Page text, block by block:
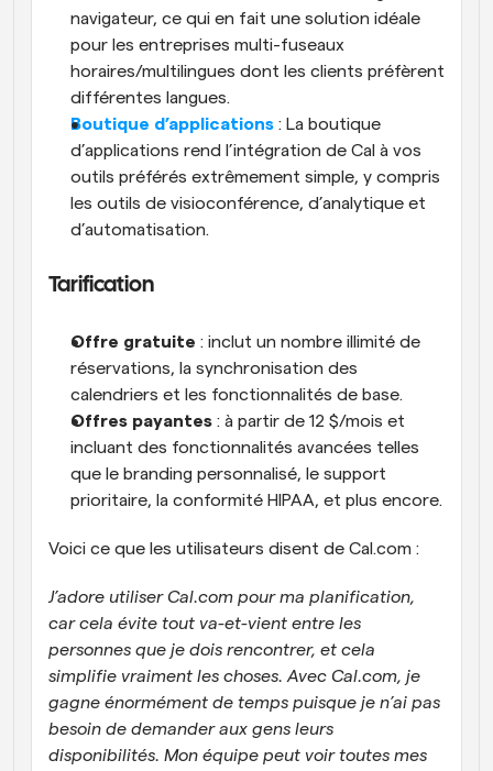
navigateur, ce qui en fait une solution idéale
pour les entreprises multi-fuseaux
horaires/multilingues dont les clients préfèrent
différentes langues.
Boutique d’applications : La boutique
d’applications rend l’intégration de Cal à vos
outils préférés extrêmement simple, y compris
les outils de visioconférence, d’analytique et
d’automatisation.
Tarification
Offre gratuite : inclut un nombre illimité de
réservations, la synchronisation des
calendriers et les fonctionnalités de base.
Offres payantes : à partir de 12 $/mois et
incluant des fonctionnalités avancées telles
que le branding personnalisé, le support
prioritaire, la conformité HIPAA, et plus encore.
Voici ce que les utilisateurs disent de Cal.com :
J’adore utiliser Cal.com pour ma planification,
car cela évite tout va-et-vient entre les
personnes que je dois rencontrer, et cela
simplifie vraiment les choses. Avec Cal.com, je
gagne énormément de temps puisque je n’ai pas
besoin de demander aux gens leurs
disponibilités. Mon équipe peut voir toutes mes